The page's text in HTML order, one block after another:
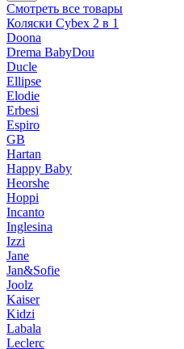
Смотреть все товары
Коляски Cybex 2 в 1
Doona
Drema BabyDou
Ducle
Ellipse
Elodie
Erbesi
Espiro
GB
Hartan
Happy Baby
Heorshe
Hoppi
Incanto
Inglesina
Izzi
Jane
Jan&Sofie
Joolz
Kaiser
Kidzi
Labala
Leclerc